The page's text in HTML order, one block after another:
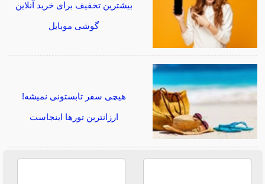
بیشترین تخفیف برای خرید آنلاین
گوشی موبایل
هیچی سفر تابستونی نمیشه!
ارزانترین تورها اینجاست